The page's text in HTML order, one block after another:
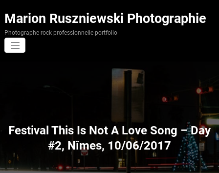
au
contenu
Marion Ruszniewski Photographie
Photographe rock professionnelle portfolio
Festival This Is Not A Love Song – Day
#2, Nîmes, 10/06/2017